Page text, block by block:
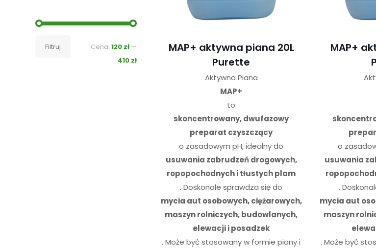
MAP+ aktywna piana 20L
Purette
Aktywna Piana
MAP+
to
skoncentrowany, dwufazowy
preparat czyszczący
o zasadowym pH, idealny do
usuwania zabrudzeń drogowych,
ropopochodnych i tłustych plam
. Doskonale sprawdza się do
mycia aut osobowych, ciężarowych,
maszyn rolniczych, budowlanych,
elewacji i posadzek
. Może być stosowany w formie piany i
MAP+
o
usuwania
.
mycia aut
maszyn
. Może być
Filtruj Cena: 120 zł —
410 zł